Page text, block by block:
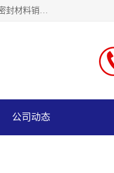
沈阳默塔化学有限公司经营范围包括：化工产品销售，专用化学产品销售，非食用盐销售，食品添加剂销售，高性能密封材料销售，涂料销售，合成材料销售，工程塑料及合成树脂销售等；主要产品有高纯电子级环丁砜，总金属离子可控制在ppb级别、纯度高、颜色浅、耐高温分解时间长，特别适合于半导体制造，硅片晶圆制造，清洗湿电子化学品，锂电池电解液，电子油墨，特种材料等高端行业；也适用于医药合成。
公司动态